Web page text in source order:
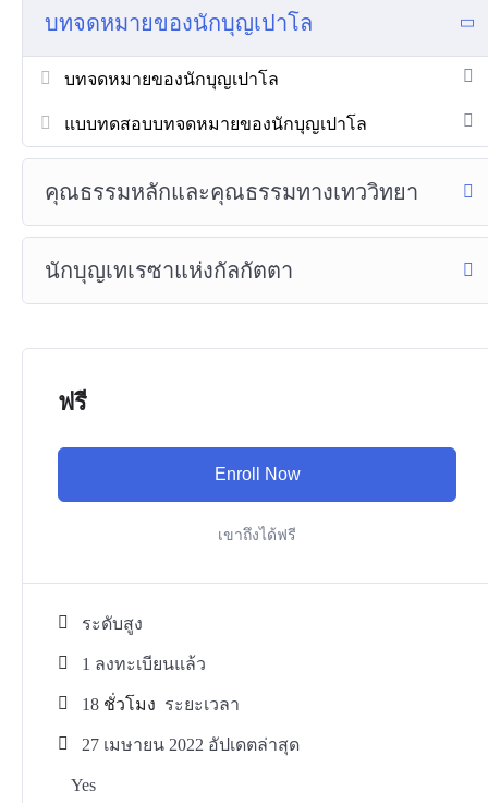
บทจดหมายของนักบุญเปาโล
บทจดหมายของนักบุญเปาโล
แบบทดสอบบทจดหมายของนักบุญเปาโล
คุณธรรมหลักและคุณธรรมทางเทววิทยา
นักบุญเทเรซาแห่งกัลกัตตา
ฟรี
Enroll Now
เขาถึงได้ฟรี
ระดับสูง
1 ลงทะเบียนแล้ว
18 ชั่วโมง ระยะเวลา
27 เมษายน 2022 อัปเดตล่าสุด
Yes